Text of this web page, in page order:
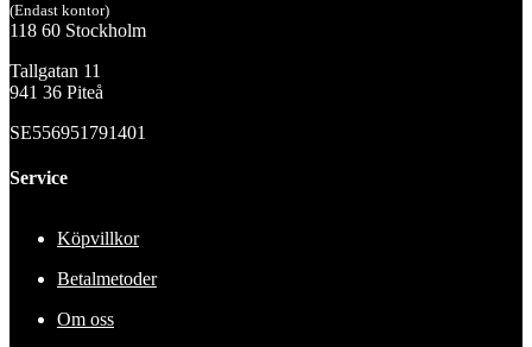
(Endast kontor)
118 60 Stockholm
Tallgatan 11
941 36 Piteå
SE556951791401
Service
Köpvillkor
Betalmetoder
Om oss